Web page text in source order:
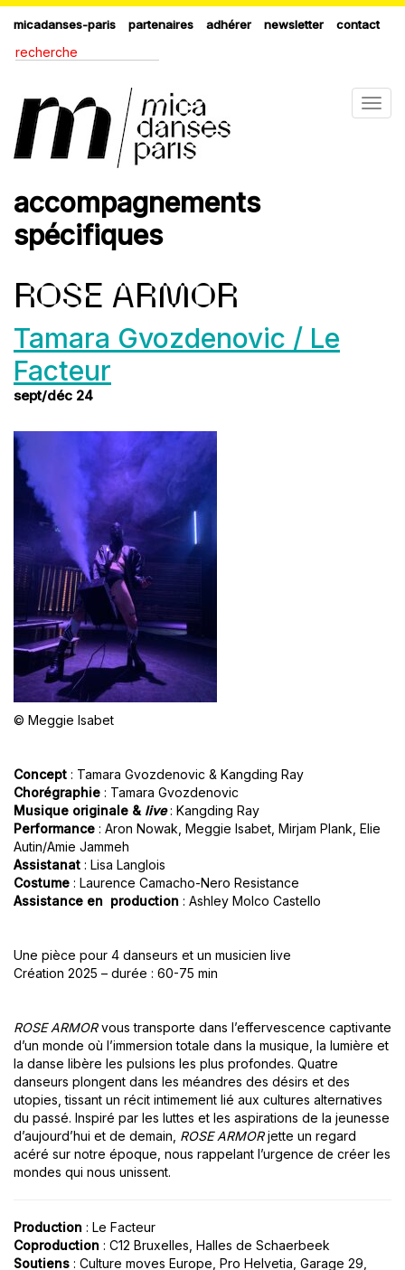
micadanses-paris partenaires adhérer newsletter contact
accompagnements
spécifiques
ROSE ARMOR
Tamara Gvozdenovic / Le
Facteur
sept/déc 24
© Meggie Isabet
Concept : Tamara Gvozdenovic & Kangding Ray
Chorégraphie : Tamara Gvozdenovic
Musique originale & live: Kangding Ray
Performance : Aron Nowak, Meggie Isabet, Mirjam Plank, Elie
Autin/Amie Jammeh
Assistanat : Lisa Langlois
Costume : Laurence Camacho-Nero Resistance
Assistance en production : Ashley Molco Castello
Une pièce pour 4 danseurs et un musicien live
Création 2025 – durée : 60-75 min
ROSE ARMORvous transporte dans l’effervescence captivante
d’un monde où l’immersion totale dans la musique, la lumière et
la danse libère les pulsions les plus profondes. Quatre
danseurs plongent dans les méandres des désirs et des
utopies, tissant un récit intimement lié aux cultures alternatives
du passé. Inspiré par les luttes et les aspirations de la jeunesse
d’aujourd’hui et de demain, ROSE ARMORjette un regard
acéré sur notre époque, nous rappelant l’urgence de créer les
mondes qui nous unissent.
Production : Le Facteur
Coproduction : C12 Bruxelles, Halles de Schaerbeek
Soutiens : Culture moves Europe, Pro Helvetia, Garage 29,